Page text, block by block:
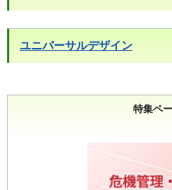
ユニバーサルデザイン
特集ペ